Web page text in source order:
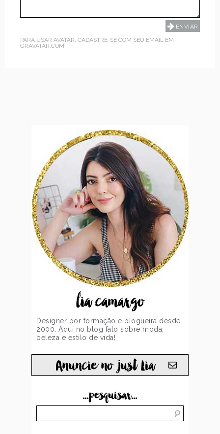
PARA USAR AVATAR, CADASTRE-SE COM SEU EMAIL EM
GRAVATAR.COM
lia camargo
Designer por formação e blogueira desde
2000. Aqui no blog falo sobre moda,
beleza e estilo de vida!
Anuncie no just Lia
...pesquisar...